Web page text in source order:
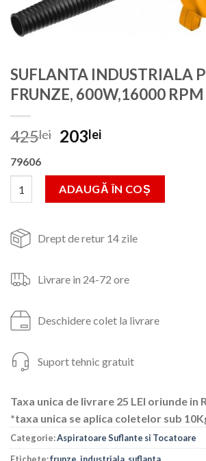
SUFLANTA INDUSTRIALA
FRUNZE, 600W,16000 RPM
425lei Prețul
fost:
425lei.
203leiPrețul
203lei.
79606
Cantitate SUFLANTA INDUSTRIALA
ADAUGĂ ÎN COȘ
Drept de retur 14 zile
Livrare in 24-72 ore
Deschidere colet la livrare
Suport tehnic gratuit
Taxa unica de livrare 25 LEI oriunde in
*taxa unica se aplica coletelor sub
Categorie:Aspiratoare Suflante si Tocatoare